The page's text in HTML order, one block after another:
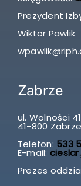
Prezydent
Wiktor Pawlik
Zabrze
ul. Wolności
41-800 Zabrze
Telefon: 533
E-mail:
Prezes